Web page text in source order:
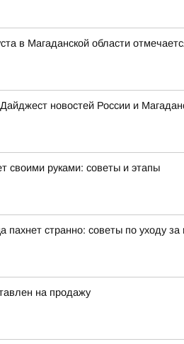
в Магаданской области
новостей России и
своими руками: советы и этапы
пахнет странно: советы по уходу за
на продажу